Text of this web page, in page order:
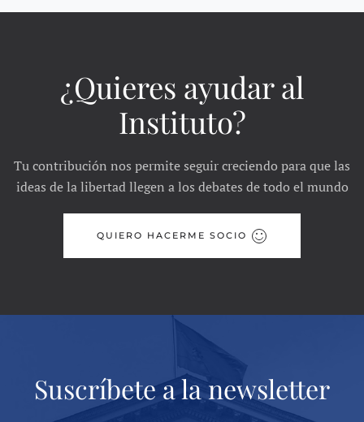
¿Quieres ayudar al
Instituto?
Tu contribución nos permite seguir creciendo para que las
ideas de la libertad llegen a los debates de todo el mundo
QUIERO HACERME SOCIO
Suscríbete a la newsletter